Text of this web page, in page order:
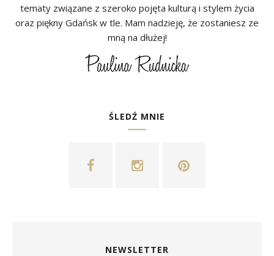
tematy związane z szeroko pojęta kulturą i stylem życia
oraz piękny Gdańsk w tle. Mam nadzieję, że zostaniesz ze
mną na dłużej!
ŚLEDŹ MNIE
NEWSLETTER